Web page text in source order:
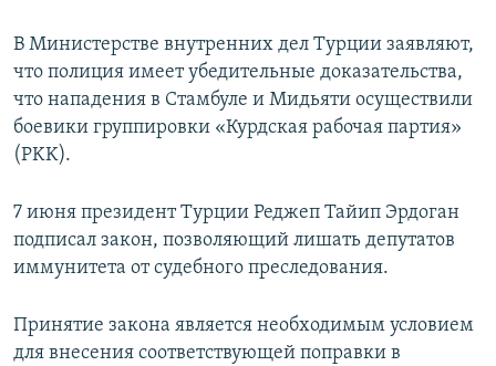
В Министерстве внутренних дел Турции заявляют,
что полиция имеет убедительные доказательства,
что нападения в Стамбуле и Мидьяти осуществили
боевики группировки «Курдская рабочая партия»
(PKK).
7 июня президент Турции Реджеп Тайип Эрдоган
подписал закон, позволяющий лишать депутатов
иммунитета от судебного преследования.
Принятие закона является необходимым условием
для внесения соответствующей поправки в